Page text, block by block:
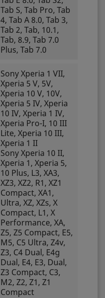
Tab S, Tab Pro, Tab
4, Tab A 8.0, Tab 3,
Tab 2, Tab, 10.1,
Tab, 8.9, Tab 7.0
Plus, Tab 7.0
Sony Xperia 1 VII,
Xperia 5 V, 5V,
Xperia 10 V, 10V,
Xperia 5 IV, Xperia
10 IV, Xperia 1 IV,
Xperia Pro-I, 10 III
Lite, Xperia 10 III,
Xperia 1 II
Sony Xperia 10 II,
Xperia 1, Xperia 5,
10 Plus, L3, XA3,
XZ3, XZ2, R1, XZ1
Compact, XA1,
Ultra, XZ, XZs, X
Compact, L1, X
Performance, XA,
Z5, Z5 Compact, E5,
M5, C5 Ultra, Z4v,
Z3, C4 Dual, E4g
Dual, E4, E3, Dual,
Z3 Compact, C3,
M2, Z2, Z1, Z1
Compact